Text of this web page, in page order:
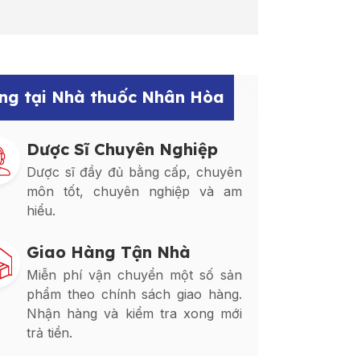
tại Nhà thuốc Nhân Hòa
Dược Sĩ Chuyên Nghiệp
Dược sĩ đầy đủ bằng cấp, chuyên
môn tốt, chuyên nghiệp và am
hiểu.
Giao Hàng Tận Nhà
Miễn phí vận chuyển một số sản
phẩm theo chính sách giao hàng.
Nhận hàng và kiểm tra xong mới
trả tiền.